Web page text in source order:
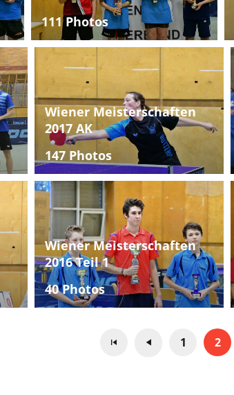
111 Photos
Wiener Meisterschaften
2017 AK
147 Photos
Wiener Meisterschaften
2016 Teil 1
40 Photos
1 2